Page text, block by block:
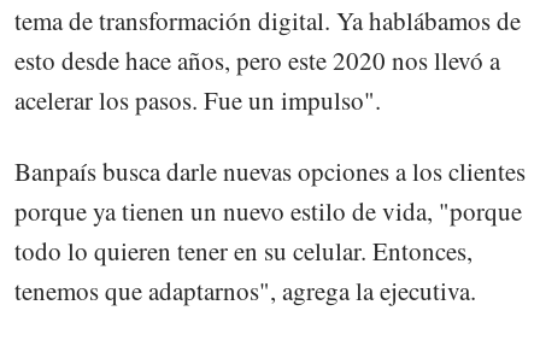
tema de transformación digital. Ya hablábamos de
esto desde hace años, pero este 2020 nos llevó a
acelerar los pasos. Fue un impulso".
Banpaís busca darle nuevas opciones a los clientes
porque ya tienen un nuevo estilo de vida, "porque
todo lo quieren tener en su celular. Entonces,
tenemos que adaptarnos", agrega la ejecutiva.